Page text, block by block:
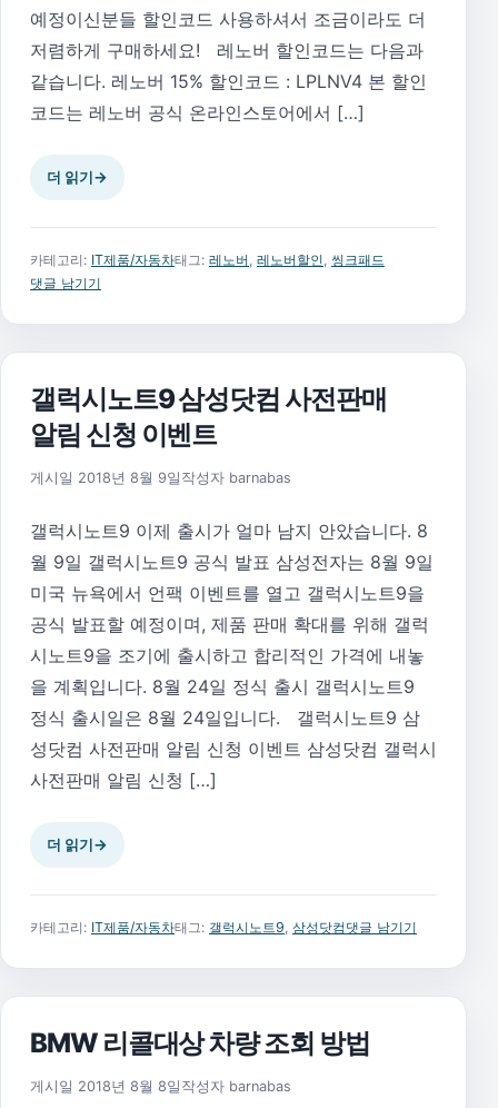
예정이신분들 할인코드 사용하셔서 조금이라도 더
저렴하게 구매하세요! 레노버 할인코드는 다음과
같습니다. 레노버 15% 할인코드 : LPLNV4 본 할인
코드는 레노버 공식 온라인스토어에서 […]
더 읽기→
카테고리: IT제품/자동차태그: 레노버, 레노버할인, 씽크패드
댓글 남기기
갤럭시노트9 삼성닷컴 사전판매
알림 신청 이벤트
게시일 2018년 8월 9일 2018년 8월 30일
작성자 barnabas
갤럭시노트9 이제 출시가 얼마 남지 안았습니다. 8
월 9일 갤럭시노트9 공식 발표 삼성전자는 8월 9일
미국 뉴욕에서 언팩 이벤트를 열고 갤럭시노트9을
공식 발표할 예정이며, 제품 판매 확대를 위해 갤럭
시노트9을 조기에 출시하고 합리적인 가격에 내놓
을 계획입니다. 8월 24일 정식 출시 갤럭시노트9
정식 출시일은 8월 24일입니다. 갤럭시노트9 삼
성닷컴 사전판매 알림 신청 이벤트 삼성닷컴 갤럭시
사전판매 알림 신청 […]
더 읽기→
카테고리: IT제품/자동차태그: 갤럭시노트9, 삼성닷컴댓글 남기기
BMW 리콜대상 차량 조회 방법
게시일 2018년 8월 8일 2018년 8월 8일
작성자 barnabas